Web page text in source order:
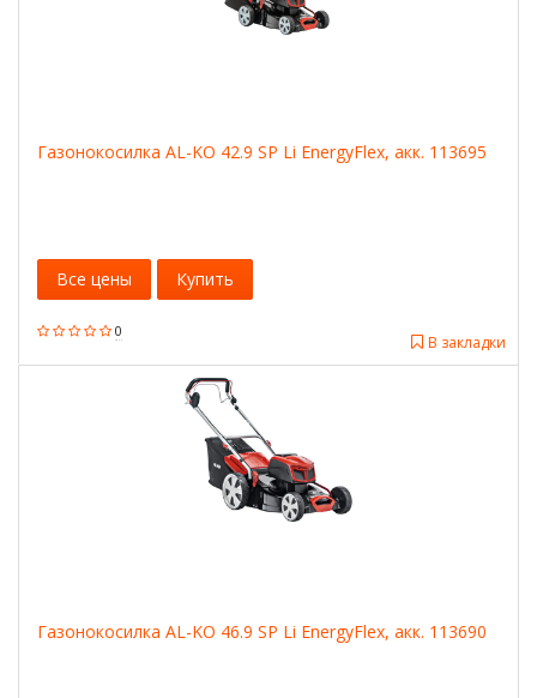
Газонокосилка AL-KO 42.9 SP Li EnergyFlex, акк. 113695
0
В закладки
Все цены Купить
Газонокосилка AL-KO 46.9 SP Li EnergyFlex, акк. 113690